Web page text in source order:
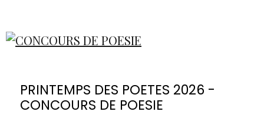
PRINTEMPS DES POETES 2026 -
CONCOURS DE POESIE